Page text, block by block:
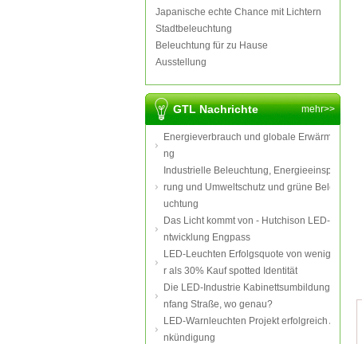
Japanische echte Chance mit Lichtern
Stadtbeleuchtung
Beleuchtung für zu Hause
Ausstellung
GTL Nachrichte mehr>>
Energieverbrauch und globale Erwärmu
ng
Industrielle Beleuchtung, Energieeinspa
rung und Umweltschutz und grüne Bele
uchtung
Das Licht kommt von - Hutchison LED-E
ntwicklung Engpass
LED-Leuchten Erfolgsquote von wenige
r als 30% Kauf spotted Identität
Die LED-Industrie Kabinettsumbildung A
nfang Straße, wo genau?
LED-Warnleuchten Projekt erfolgreich A
nkündigung